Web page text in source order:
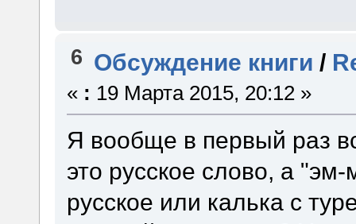
6 Обсуждение книги /
« : 19 Марта 2015, 20:12 »
Я вообще в первый раз
это русское слово, а
русское или калька с